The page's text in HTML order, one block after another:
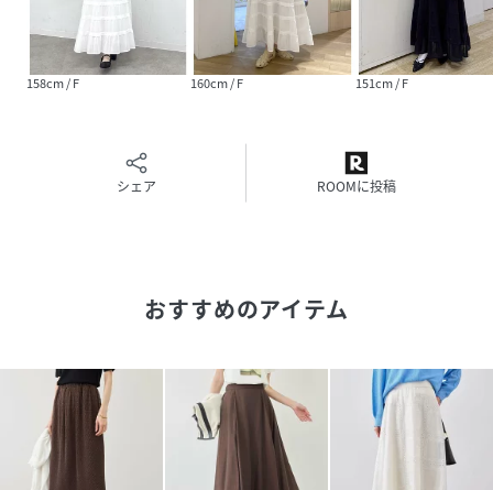
裏地：あり
光沢感：なし
透け感：オフホワイト（15）あり
ウエスト：ゴム
-----------------------------
※撮影時の光、お使いのモニター環境によって色の見え方が
【モデル着用サイズ】
身長：165cm着用サイズ：F
【2026Spring/Summer】【26SS】
158cm / F 160cm / F 151cm / F
シェア ROOMに投稿
おすすめのアイテム